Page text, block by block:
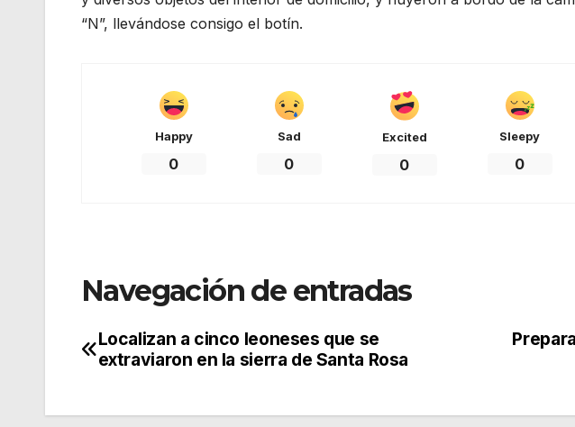
“N”, llevándose consigo el botín.
Happy
0
Sad
0
Excited
0
Sleepy
0
Navegación de entradas
Localizan a cinco leoneses que se
extraviaron en la sierra de Santa Rosa